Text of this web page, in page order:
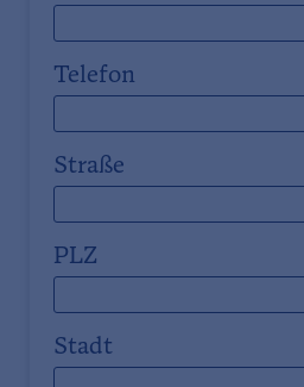
Telefon
Straße
PLZ
Stadt